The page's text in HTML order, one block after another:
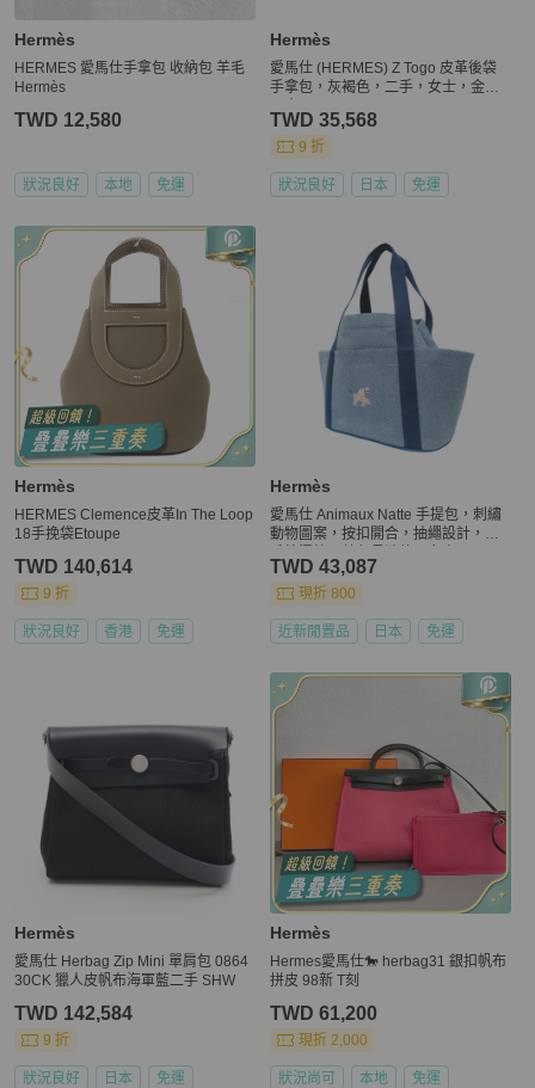
Hermès
HERMES 愛馬仕手拿包 收納包 羊毛
Hermès
TWD 12,580
狀況良好 本地 免運
Hermès
愛馬仕 (HERMES) Z Togo 皮革後袋
手拿包，灰褐色，二手，女士，金色
TWD 35,568
9 折
狀況良好 日本 免運
Hermès
HERMES Clemence皮革In The Loop
18手挽袋Etoupe
TWD 140,614
9 折
狀況良好 香港 免運
Hermès
愛馬仕 Animaux Natte 手提包，刺繡
動物圖案，按扣開合，抽繩設計，羊
TWD 43,087
現折 800
近新閒置品 日本 免運
Hermès
愛馬仕 Herbag Zip Mini 單肩包 0864
30CK 獵人皮帆布海軍藍二手 SHW
TWD 142,584
9 折
狀況良好 日本 免運
Hermès
Hermes愛馬仕🐎 herbag31 銀扣帆布
拼皮 98新 T刻
TWD 61,200
現折 2,000
狀況尚可 本地 免運